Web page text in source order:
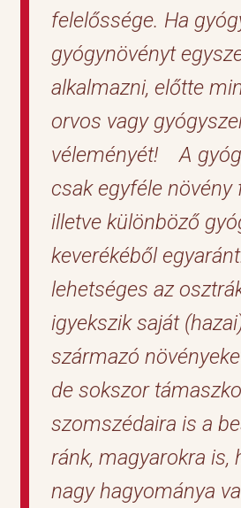
felelőssége. Ha
gyógynövényt
alkalmazni, előtte
orvos vagy
véleményét! A
csak egyféle növény
illetve különböző
keverékéből
lehetséges az
igyekszik saját
származó
de sokszor
szomszédaira is a
ránk, magyarokra is,
nagy hagyománya